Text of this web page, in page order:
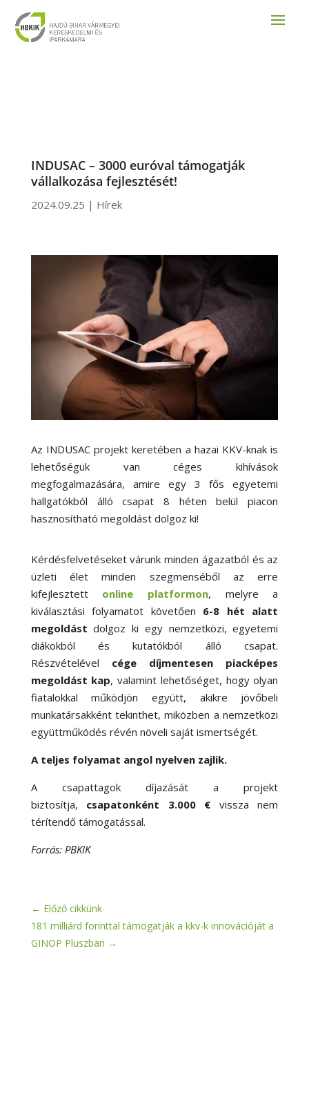
INDUSAC – 3000 euróval támogatják
vállalkozása fejlesztését!
2024.09.25 | Hírek
Az INDUSAC projekt keretében a hazai KKV-knak is
lehetőségük van céges kihívások
megfogalmazására, amire egy 3 fős egyetemi
hallgatókból álló csapat 8 héten belül piacon
hasznosítható megoldást dolgoz ki!
Kérdésfelvetéseket várunk minden ágazatból és az
üzleti élet minden szegmenséből az erre
kifejlesztett
online platformon, melyre a
kiválasztási folyamatot követően 6-8 hét alatt
megoldást dolgoz ki egy nemzetközi, egyetemi
diákokból és kutatókból álló csapat.
Részvételével
cége díjmentesen piacképes
megoldást kap, valamint lehetőséget, hogy olyan
fiatalokkal működjön együtt, akikre jövőbeli
munkatársakként tekinthet, miközben a nemzetközi
együttműködés révén növeli saját ismertségét.
A teljes folyamat angol nyelven zajlik.
A csapattagok díjazását a projekt
biztosítja,
csapatonként 3.000 €
vissza nem
térítendő támogatással.
Forrás: PBKIK
← Előző cikkünk
181 milliárd forinttal támogatják a kkv-k innovációját a
GINOP Pluszban →